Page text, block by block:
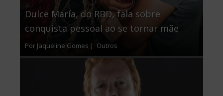
Dulce María, do RBD, fala sobre
conquista pessoal ao se tornar mãe
Por Jaqueline Gomes | Outros